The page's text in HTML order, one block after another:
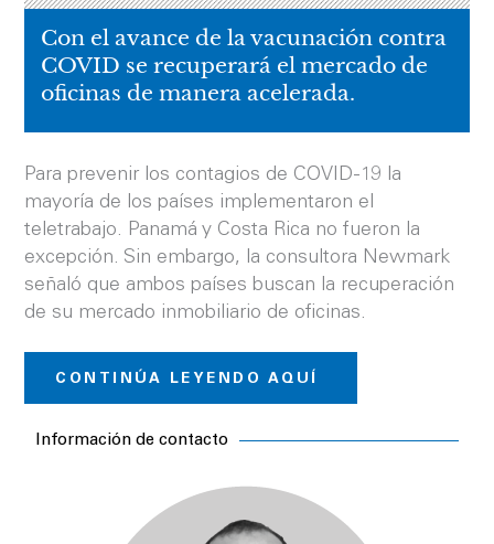
Con el avance de la vacunación contra
COVID se recuperará el mercado de
oficinas de manera acelerada.
Para prevenir los contagios de COVID-19 la
mayoría de los países implementaron el
teletrabajo. Panamá y Costa Rica no fueron la
excepción. Sin embargo, la consultora Newmark
señaló que ambos países buscan la recuperación
de su mercado inmobiliario de oficinas.
CONTINÚA LEYENDO AQUÍ
Información de contacto